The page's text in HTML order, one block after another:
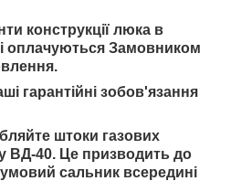
конструкції люка в
оплачуються Замовником
гарантійні зобов'язання
штоки газових
ВД-40. Це призводить до
сальник всередині